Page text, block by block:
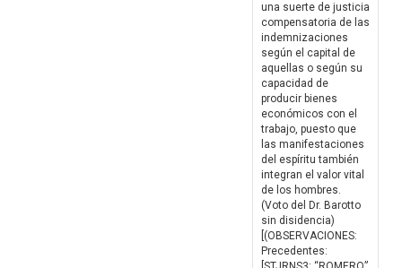
una suerte de justicia
compensatoria de las
indemnizaciones
según el capital de
aquellas o según su
capacidad de
producir bienes
económicos con el
trabajo, puesto que
las manifestaciones
del espíritu también
integran el valor vital
de los hombres.
(Voto del Dr. Barotto
sin disidencia)
[(OBSERVACIONES:
Precedentes: